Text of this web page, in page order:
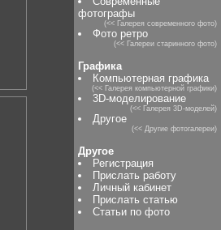
фотографы
(<< Галерея современного фото)
Фото ретро
(<< Галереи старинного фото)
Графика
Компьютерная графика
(<< Галерея компьютерной графики)
3D-моделирование
(<< Галерея 3D-моделей)
Другое
(<< Другие фотогалереи)
Другое
Регистрация
Прислать работу
Личный кабинет
Прислать статью
Статьи по фото